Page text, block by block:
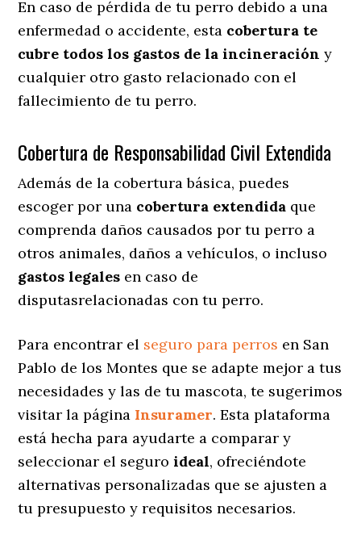
En caso de pérdida de tu perro debido a una
enfermedad o accidente, esta cobertura te
cubre todos los gastos de la incineración y
cualquier otro gasto relacionado con el
fallecimiento de tu perro.
Cobertura de Responsabilidad Civil Extendida
Además de la cobertura básica, puedes
escoger por una cobertura extendida que
comprenda daños causados por tu perro a
otros animales, daños a vehículos, o incluso
gastos legales en caso de
disputasrelacionadas con tu perro.
Para encontrar el seguro para perros en San
Pablo de los Montes que se adapte mejor a tus
necesidades y las de tu mascota, te sugerimos
visitar la página Insuramer. Esta plataforma
está hecha para ayudarte a comparar y
seleccionar el seguroideal, ofreciéndote
alternativas personalizadas que se ajusten a
tu presupuesto y requisitos necesarios.